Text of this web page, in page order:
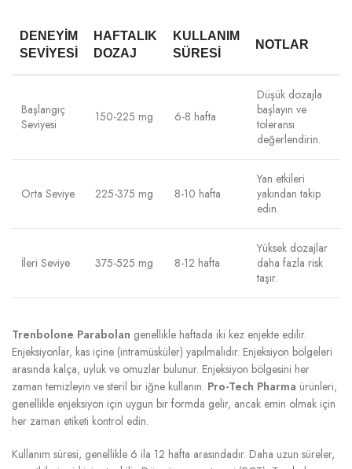
DENEYIM
SEVIYESI
HAFTALIK
DOZAJ
KULLANIM
SÜRESI
NOTLAR
Başlangıç
Seviyesi
150-225 mg 6-8 hafta
Düşük dozajla
başlayın ve
toleransı
değerlendirin.
Orta Seviye 225-375 mg 8-10 hafta
Yan etkileri
yakından takip
edin.
İleri Seviye 375-525 mg 8-12 hafta
Yüksek dozajlar
daha fazla risk
taşır.
Trenbolone Parabolan genellikle haftada iki kez enjekte edilir.
Enjeksiyonlar, kas içine (intramüsküler) yapılmalıdır. Enjeksiyon bölgeleri
arasında kalça, uyluk ve omuzlar bulunur. Enjeksiyon bölgesini her
zaman temizleyin ve steril bir iğne kullanın. Pro-Tech Pharma ürünleri,
genellikle enjeksiyon için uygun bir formda gelir, ancak emin olmak için
her zaman etiketi kontrol edin.
Kullanım süresi, genellikle 6 ila 12 hafta arasındadır. Daha uzun süreler,